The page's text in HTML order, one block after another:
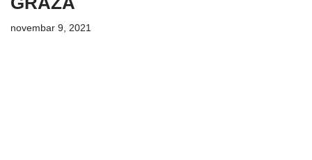
novembar 9, 2021